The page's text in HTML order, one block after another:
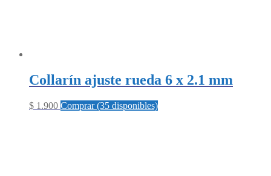
Collarín ajuste rueda 6 x 2.1 mm
$ 1.900 Comprar (35 disponibles)